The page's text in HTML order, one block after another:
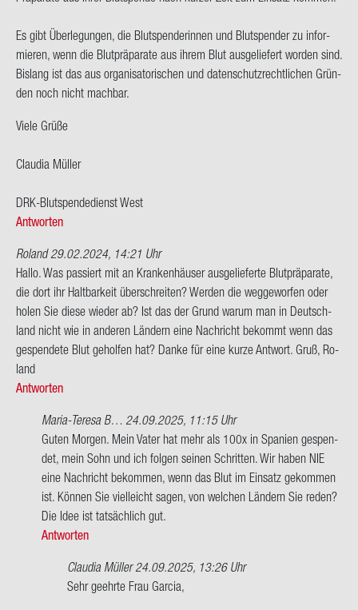
Es gibt Über­le­gun­gen, die Blut­spen­de­rin­nen und Blut­spen­der zu in­for­
mie­ren, wenn die Blut­prä­pa­ra­te aus ihrem Blut aus­ge­lie­fert wor­den sind.
Bis­lang ist das aus or­ga­ni­sa­to­ri­schen und da­ten­schutz­recht­li­chen Grün­
den noch nicht mach­bar.
Viele Grüße
Clau­dia Mül­ler
DRK-​Blutspendedienst West
Antworten
Roland29.02.2024, 14:21 Uhr
Hallo. Was pas­siert mit an Kran­ken­häu­ser aus­ge­lie­fer­te Blut­prä­pa­ra­te,
die dort ihr Halt­bar­keit über­schrei­ten? Wer­den die weg­ge­wor­fen oder
holen Sie diese wie­der ab? Ist das der Grund warum man in Deutsch­
land nicht wie in an­de­ren Län­dern eine Nach­richt be­kommt wenn das
ge­spen­de­te Blut ge­hol­fen hat? Danke für eine kurze Ant­wort. Gruß, Ro­
land
Antworten
Maria-Teresa B… 24.09.2025, 11:15 Uhr
Ant­
wort
auf
Hallo.
Was
pas­
Guten Mor­gen. Mein Vater hat mehr als 100x in Spa­ni­en ge­spen­
det, mein Sohn und ich fol­gen sei­nen Schrit­ten. Wir haben NIE
eine Nach­richt be­kom­men, wenn das Blut im Ein­satz ge­kom­men
ist. Kön­nen Sie viel­leicht sagen, von wel­chen Län­dern Sie reden?
Die Idee ist tat­säch­lich gut.
Antworten
Claudia Müller24.09.2025, 13:26 Uhr
Ant­
Sehr ge­ehr­te Frau Gar­cia,